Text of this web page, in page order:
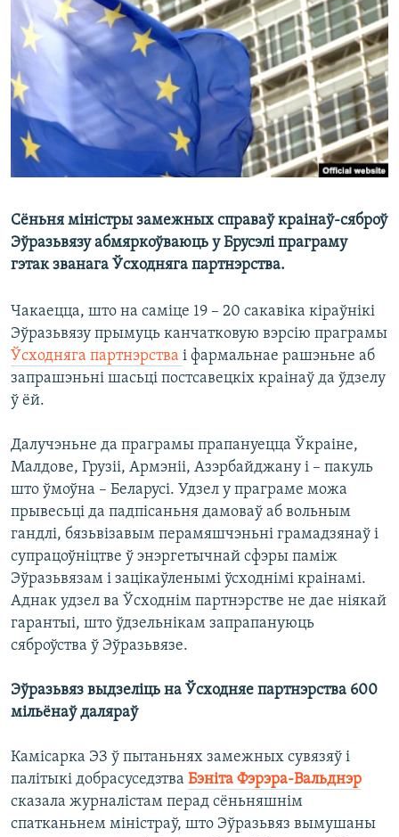
КУЛЬТУРА
КАЛЯНДАР
МОВА
НА ХВАЛЯХ СВАБОДЫ
Сёньня міністры замежных справаў краінаў-сяброў
Эўразьвязу абмяркоўваюць у Брусэлі праграму
гэтак званага Ўсходняга партнэрства.
Чакаецца, што на саміце 19 – 20 сакавіка кіраўнікі
Эўразьвязу прымуць канчатковую вэрсію праграмы
Ўсходняга партнэрства і фармальнае рашэньне аб
запрашэньні шасьці постсавецкіх краінаў да ўдзелу
ў ёй.
Далучэньне да праграмы прапануецца Ўкраіне,
Малдове, Грузіі, Армэніі, Азэрбайджану і – пакуль
што ўмоўна – Беларусі. Удзел у праграме можа
прывесьці да падпісаньня дамоваў аб вольным
гандлі, бязьвізавым перамяшчэньні грамадзянаў і
супрацоўніцтве ў энэргетычнай сфэры паміж
Эўразьвязам і зацікаўленымі ўсходнімі краінамі.
Аднак удзел ва Ўсходнім партнэрстве не дае ніякай
гарантыі, што ўдзельнікам запрапануюць
сяброўства ў Эўразьвязе.
Эўразьвяз выдзеліць на Ўсходняе партнэрства 600
мільёнаў даляраў
Камісарка ЭЗ ў пытаньнях замежных сувязяў і
палітыкі добрасуседзтва Бэніта Фэрэра-Вальднэр
сказала журналістам перад сёньняшнім
спатканьнем міністраў, што Эўразьвяз вымушаны